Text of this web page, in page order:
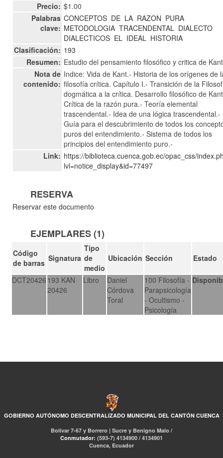
Precio: $1.00
Palabras
clave:
CONCEPTOS DE LA RAZON PURA
METODOLOGIA TRACENDENTAL DIALECTO
DIALECTICOS EL IDEAL HISTORIA
Clasificación: 193
Resumen: Estudio del pensamiento filosófico y critica de Kant
Nota de
contenido:
Indice: Vida de Kant.- Historia de los orígenes de
filosofía crítica. Capítulo I.- Transición de la
dogmática a la crítica. Desarrollo filosófico de
Crítica de la razón pura.- Teoría elemental
trascendental.- Idea de una lógica trascendental.-
Guía para el descubrimiento de todos los
puros del entendimiento.- Sistema de todos los
principios del entendimiento puro.-
Link: https://biblioteca.cuenca.gob.ec/opac_css/
lvl=notice_display&id=77497
RESERVA
Reservar este documento
EJEMPLARES (1)
Código
de barras Signatura
Tipo
de
medio
Ubicación Sección Estado
DCT20426 193 KAN
20426
Libro
Daniel
Córdova
Toral
100 Filosofía -
Parapsicología
- Ocultismo -
Psicología
GOBIERNO AUTÓNOMO DESCENTRALIZADO MUNICIPAL DEL CANTÓN CUENCA
Bolívar 7-67 y Borrero | Sucre y Benigno Malo /
Conmutador: (593-7) 4134900 / 4134901
Cuenca, Ecuador